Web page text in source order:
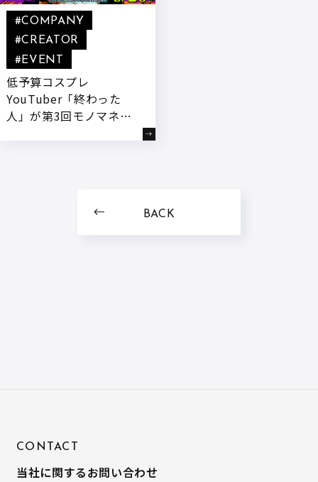
低予算コスプレ
YouTuber「終わった
人」が第3回モノマネ企
#COMPANY
#CREATOR
#EVENT
BACK
CONTACT
当社に関するお問い合わせ